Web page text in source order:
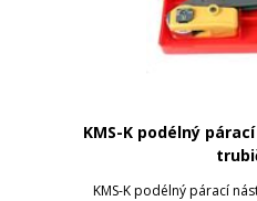
KMS-K podélný
KMS-K podélný párací